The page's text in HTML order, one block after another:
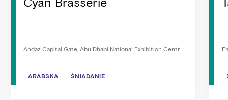
Andaz Capital Gate, Abu Dhabi National Exhibition Centre,
ARABSKA ŚNIADANIE
ARABSKA ŚNIADANIE